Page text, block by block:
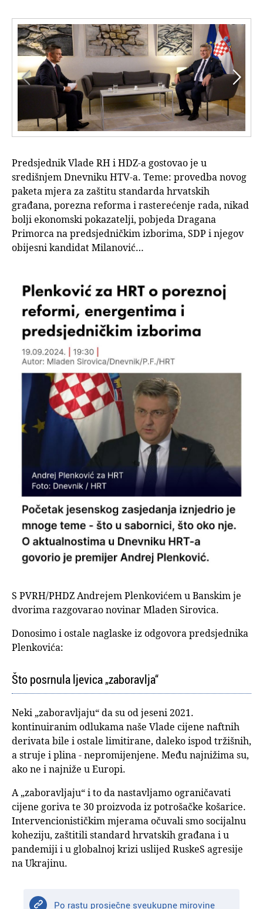


Predsjednik Vlade RH i HDZ-a gostovao je u
središnjem Dnevniku HTV-a. Teme: provedba novog
paketa mjera za zaštitu standarda hrvatskih
građana, porezna reforma i rasterećenje rada, nikad
bolji ekonomski pokazatelji, pobjeda Dragana
Primorca na predsjedničkim izborima, SDP i njegov
obijesni kandidat Milanović…
S PVRH/PHDZ Andrejem Plenkovićem u Banskim je
dvorima razgovarao novinar Mladen Sirovica.
Donosimo i ostale naglaske iz odgovora predsjednika
Plenkovića:
Što posrnula ljevica „zaboravlja“
Neki „zaboravljaju“ da su od jeseni 2021.
kontinuiranim odlukama naše Vlade cijene naftnih
derivata bile i ostale limitirane, daleko ispod tržišnih,
a struje i plina - nepromijenjene. Među najnižima su,
ako ne i najniže u Europi.
A „zaboravljaju“ i to da nastavljamo ograničavati
cijene goriva te 30 proizvoda iz potrošačke košarice.
Intervencionističkim mjerama očuvali smo socijalnu
koheziju, zaštitili standard hrvatskih građana i u
pandemiji i u globalnoj krizi uslijed RuskeS agresije
na Ukrajinu.
Po rastu prosječne sveukupne mirovine